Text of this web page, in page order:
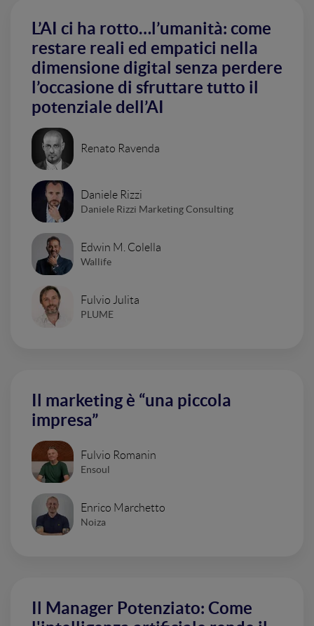
L’AI ci ha rotto…l’umanità: come
restare reali ed empatici nella
dimensione digital senza perdere
l’occasione di sfruttare tutto il
potenziale dell’AI
Renato Ravenda
Daniele Rizzi
Daniele Rizzi Marketing Consulting
Edwin M. Colella
Wallife
Fulvio Julita
PLUME
Il marketing è “una piccola
impresa”
Fulvio Romanin
Ensoul
Enrico Marchetto
Noiza
Il Manager Potenziato: Come